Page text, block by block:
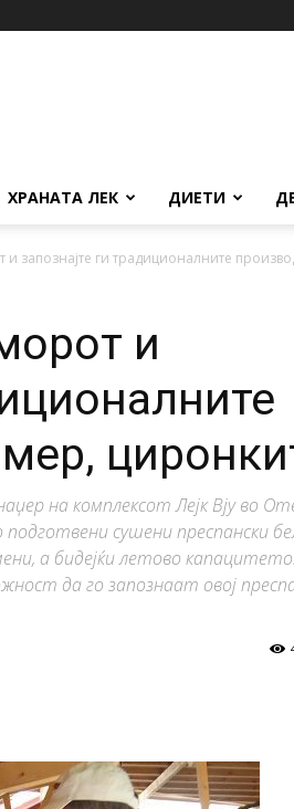
ХРАНАТА ЛЕК ДИЕТИ
и запознајте ги традиционалните
и
на комплексот Лејк Вју во
сушени преспански
а бидејќи летово
да го запознаат овој